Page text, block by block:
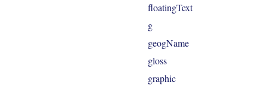
floatingText
g
geogName
gloss
graphic